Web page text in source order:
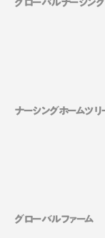
グローバルナーシング
ナーシングホームツリ
グローバルファーム